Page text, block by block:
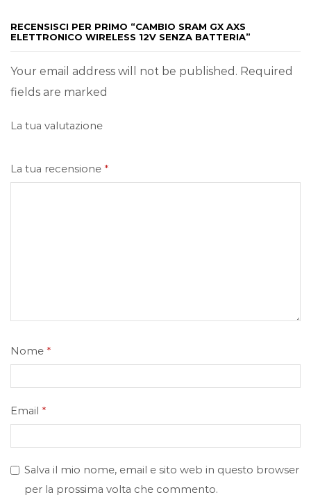
RECENSISCI PER PRIMO “CAMBIO SRAM GX AXS
ELETTRONICO WIRELESS 12V SENZA BATTERIA”
Your email address will not be published. Required
fields are marked
La tua valutazione
La tua recensione *
Nome *
Email *
Salva il mio nome, email e sito web in questo browser
per la prossima volta che commento.